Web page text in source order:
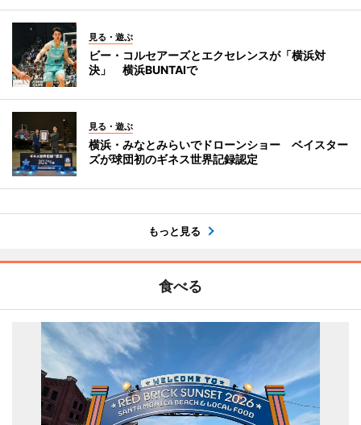
見る・遊ぶ
ビー・コルセアーズとエクセレンスが「横浜対
決」 横浜BUNTAIで
見る・遊ぶ
横浜・みなとみらいでドローンショー ベイスター
ズが球団初のギネス世界記録認定
もっと見る
食べる